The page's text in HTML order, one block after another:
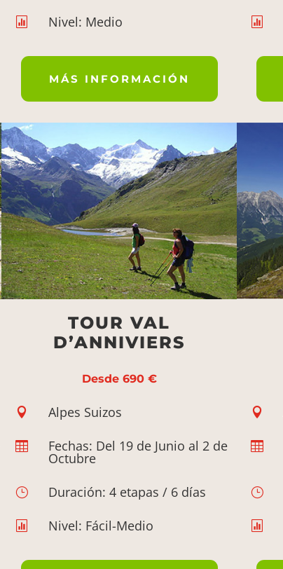
 Nivel: Medio
MÁS INFORMACIÓN

TOUR VAL
D’ANNIVIERS
Desde 690 €
 Alpes Suizos
 Fechas: Del 19 de Junio al 2 de
Octubre
} Duración: 4 etapas / 6 días
 Nivel: Fácil-Medio


}
